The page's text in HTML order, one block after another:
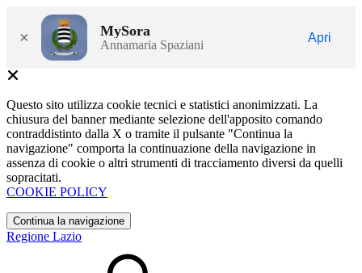
× MySora
Annamaria Spaziani
Apri
Questo sito utilizza cookie tecnici e statistici anonimizzati. La
chiusura del banner mediante selezione dell'apposito comando
contraddistinto dalla X o tramite il pulsante "Continua la
navigazione" comporta la continuazione della navigazione in
assenza di cookie o altri strumenti di tracciamento diversi da quelli
sopracitati.
COOKIE POLICY
Continua la navigazione
Regione Lazio